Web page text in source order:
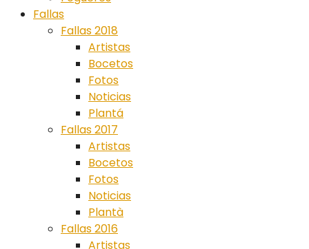
Fallas
Fallas 2018
Artistas
Bocetos
Fotos
Noticias
Plantá
Fallas 2017
Artistas
Bocetos
Fotos
Noticias
Plantà
Fallas 2016
Artistas